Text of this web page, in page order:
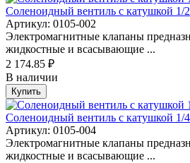
Соленоидный вентиль с катушкой 1/
Артикул: 0105-002
Электромагнитные клапаны
жидкостные и всасывающие ...
2 174.85 ₽
В наличии
Купить
Соленоидный вентиль с катушкой 1/
Артикул: 0105-004
Электромагнитные клапаны
жидкостные и всасывающие ...